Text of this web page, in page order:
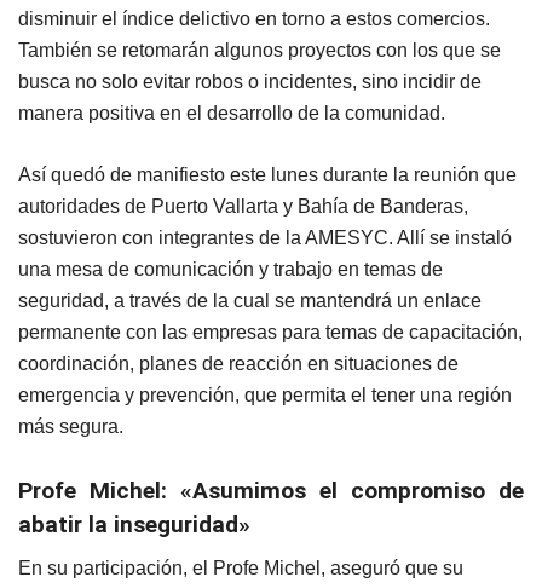
disminuir el índice delictivo en torno a estos comercios.
También se retomarán algunos proyectos con los que se
busca no solo evitar robos o incidentes, sino incidir de
manera positiva en el desarrollo de la comunidad.
Así quedó de manifiesto este lunes durante la reunión que
autoridades de Puerto Vallarta y Bahía de Banderas,
sostuvieron con integrantes de la AMESYC. Allí se instaló
una mesa de comunicación y trabajo en temas de
seguridad, a través de la cual se mantendrá un enlace
permanente con las empresas para temas de capacitación,
coordinación, planes de reacción en situaciones de
emergencia y prevención, que permita el tener una región
más segura.
Profe Michel: «Asumimos el compromiso de
abatir la inseguridad»
En su participación, el Profe Michel, aseguró que su